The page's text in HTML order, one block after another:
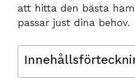
att hitta den bästa
passar just dina behov.